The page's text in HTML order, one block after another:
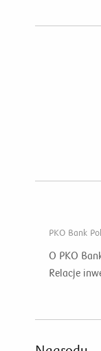
PKO Bank
O PKO
Relacje